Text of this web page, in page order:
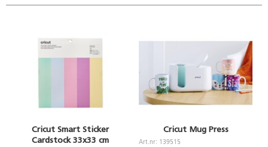
Cricut Smart Sticker
Cardstock 33x33 cm
Cricut Mug Press
Art.nr: 139515